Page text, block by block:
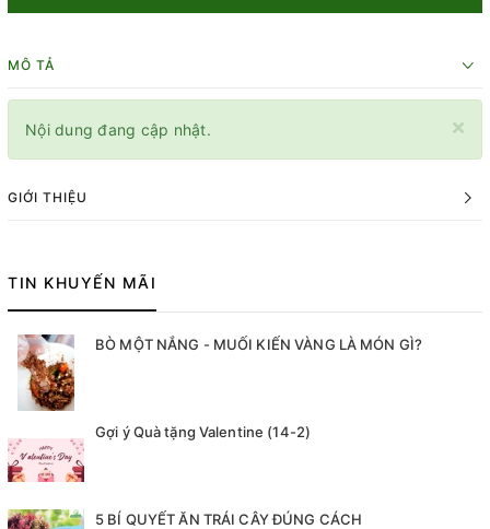
MÔ TẢ
×
Nội dung đang cập nhật.
GIỚI THIỆU
TIN KHUYẾN MÃI
BÒ MỘT NẮNG - MUỐI KIẾN VÀNG LÀ MÓN GÌ?
Gợi ý Quà tặng Valentine (14-2)
5 BÍ QUYẾT ĂN TRÁI CÂY ĐÚNG CÁCH